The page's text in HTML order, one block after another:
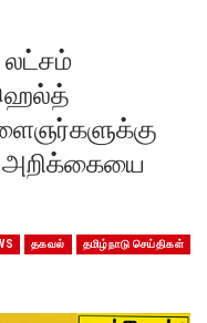
லட்சம்
அறிக்கையை
தகவல் தமிழ்நாடு செய்திகள்